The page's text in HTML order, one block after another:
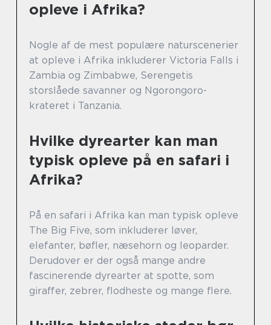
opleve i Afrika?
Nogle af de mest populære naturscenerier
at opleve i Afrika inkluderer Victoria Falls i
Zambia og Zimbabwe, Serengetis
storslåede savanner og Ngorongoro-
krateret i Tanzania.
Hvilke dyrearter kan man
typisk opleve på en safari i
Afrika?
På en safari i Afrika kan man typisk opleve
The Big Five, som inkluderer løver,
elefanter, bøfler, næsehorn og leoparder.
Derudover er der også mange andre
fascinerende dyrearter at spotte, som
giraffer, zebrer, flodheste og mange flere.